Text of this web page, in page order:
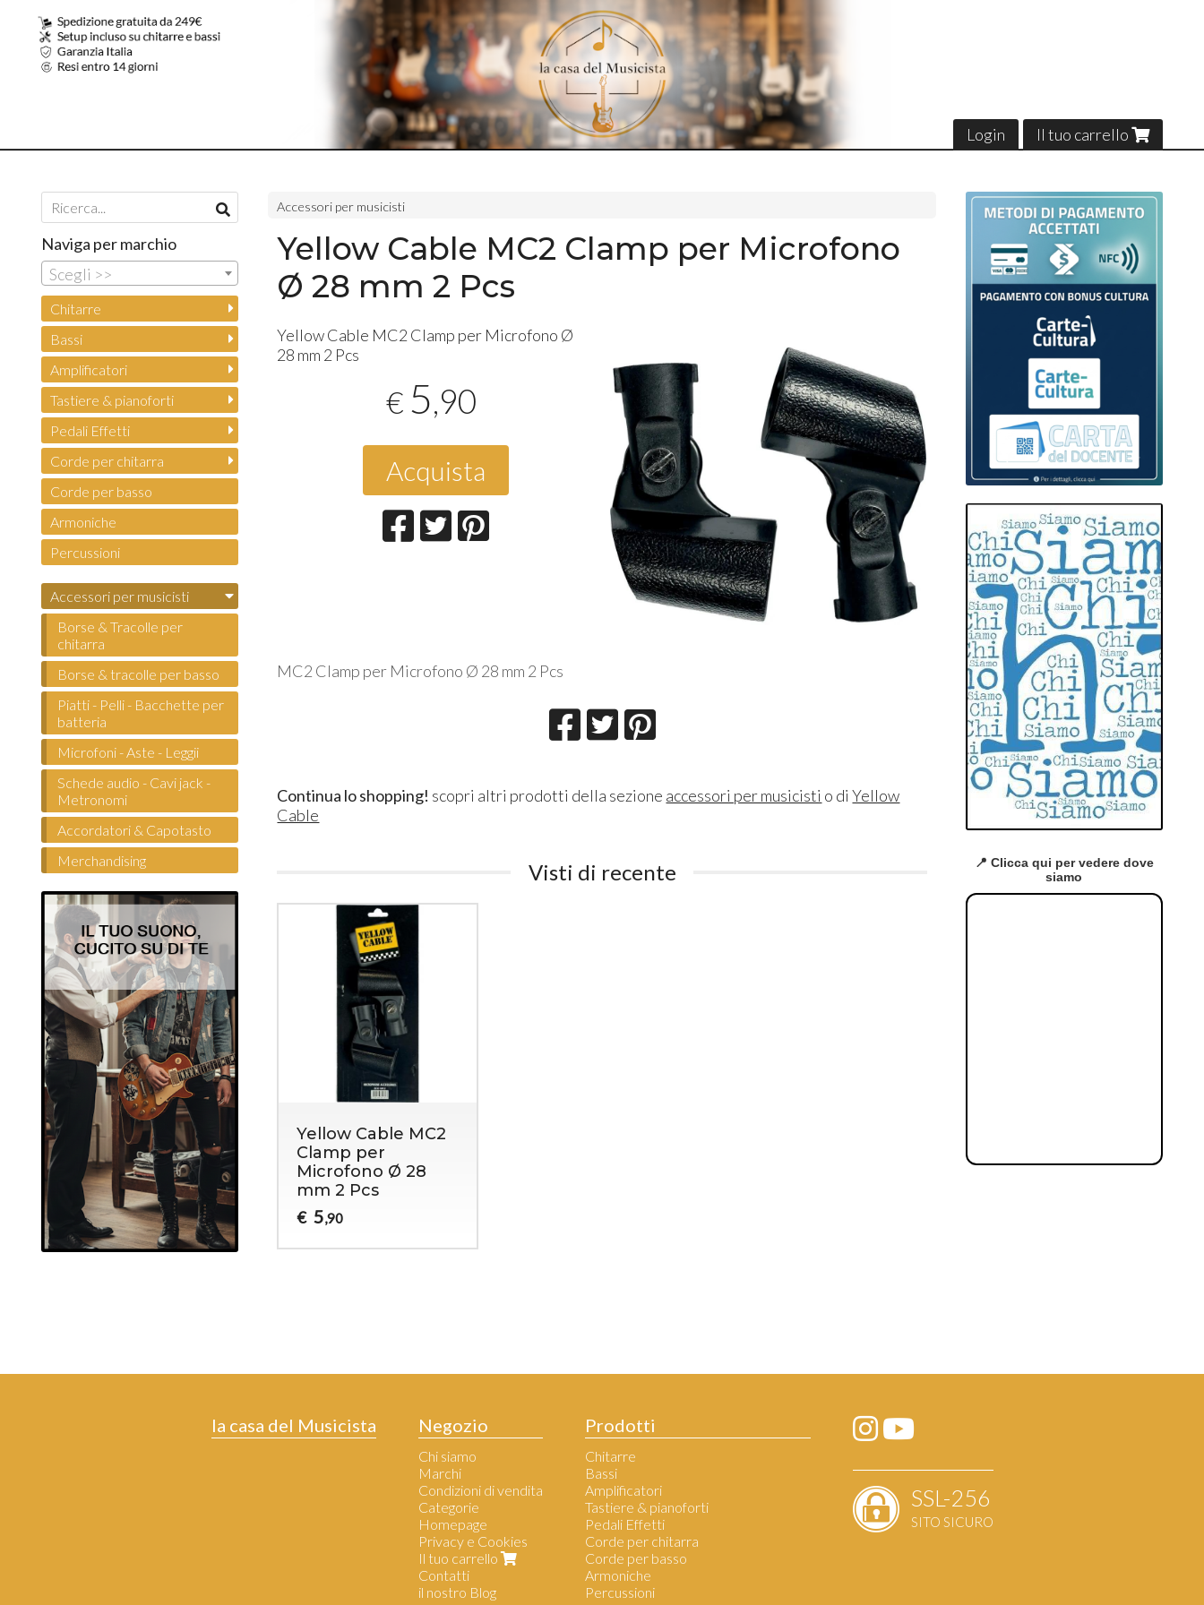
Login Il tuo carrello
Accessori per musicisti
Yellow Cable MC2 Clamp per Microfono
Ø 28 mm 2 Pcs
Yellow Cable MC2 Clamp per Microfono Ø
28 mm 2 Pcs
€ 5,90
Acquista
MC2 Clamp per Microfono Ø 28 mm 2 Pcs
Continua lo shopping! scopri altri prodotti della sezione accessori per musicisti o diYellow
Cable
Visti di recente
Yellow Cable MC2
Clamp per
Microfono Ø 28
mm 2 Pcs
€ 5,90
Naviga per marchio
Scegli >>
Chitarre
Bassi
Amplificatori
Tastiere & pianoforti
Pedali Effetti
Corde per chitarra
Corde per basso
Armoniche
Percussioni
Accessori per musicisti
Borse & Tracolle per
chitarra
Borse & tracolle per basso
Piatti - Pelli - Bacchette per
batteria
Microfoni - Aste - Leggii
Schede audio - Cavi jack -
Metronomi
Accordatori & Capotasto
Merchandising
📍 Clicca qui per vedere dove
siamo
la casa del Musicista Negozio
Chi siamo
Marchi
Condizioni di vendita
Categorie
Homepage
Privacy e Cookies
Il tuo carrello
Contatti
il nostro Blog
Prodotti
Chitarre
Bassi
Amplificatori
Tastiere & pianoforti
Pedali Effetti
Corde per chitarra
Corde per basso
Armoniche
Percussioni
SSL-256
SITO SICURO